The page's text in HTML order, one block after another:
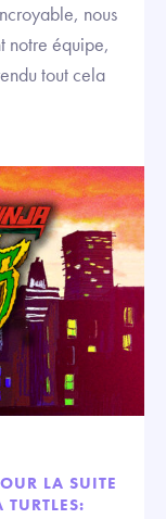
nous
notre équipe,
tout cela
LA SUITE